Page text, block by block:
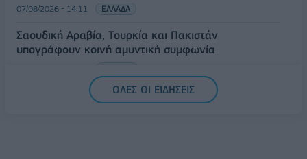
07/08/2026 - 14:11 ΕΛΛΑΔΑ
Σαουδική Αραβία, Τουρκία και Πακιστάν
υπογράφουν κοινή αμυντική συμφωνία
ΟΛΕΣ ΟΙ ΕΙΔΗΣΕΙΣ